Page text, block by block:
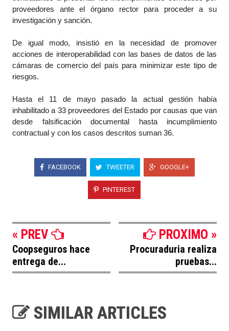
proveedores ante el órgano rector para proceder a su
investigación y sanción.
De igual modo, insistió en la necesidad de promover
acciones de interoperabilidad con las bases de datos de las
cámaras de comercio del país para minimizar este tipo de
riesgos.
Hasta el 11 de mayo pasado la actual gestión había
inhabilitado a 33 proveedores del Estado por causas que van
desde falsificación documental hasta incumplimiento
contractual y con los casos descritos suman 36.
FACEBOOK TWEETER GOOGLE+
PINTEREST
« PREV
Coopseguros hace
entrega de...
PROXIMO »
Procuraduria realiza
pruebas...
SIMILAR ARTICLES